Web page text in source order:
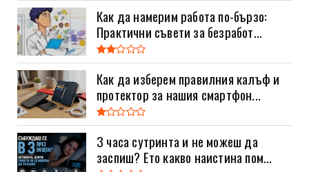
Как да намерим работа по-бързо:
Практични съвети за безработ...
Как да изберем правилния калъф и
протектор за нашия смартфон...
3 часа сутринта и не можеш да
заспиш? Ето какво наистина пом...